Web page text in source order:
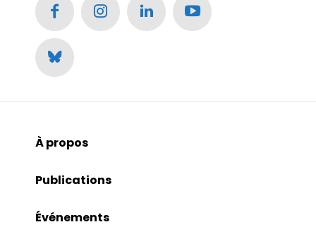
À propos
Publications
Événements